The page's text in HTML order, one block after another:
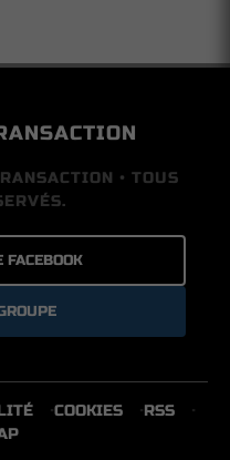
• TOUS
COOKIES
RSS